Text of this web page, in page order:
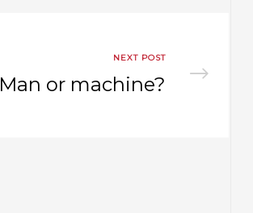
NEXT POST
Man or machine?